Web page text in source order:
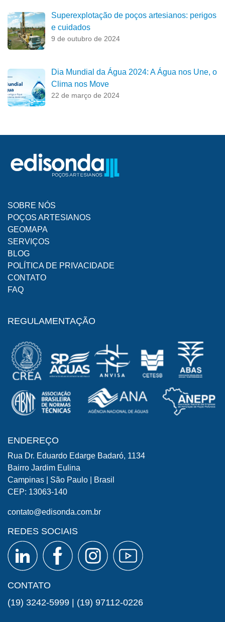
Superexplotação de poços artesianos: perigos
e cuidados
9 de outubro de 2024
Dia Mundial da Água 2024: A Água nos Une, o
Clima nos Move
22 de março de 2024
SOBRE NÓS
POÇOS ARTESIANOS
GEOMAPA
SERVIÇOS
BLOG
POLÍTICA DE PRIVACIDADE
CONTATO
FAQ
REGULAMENTAÇÃO
ENDEREÇO
Rua Dr. Eduardo Edarge Badaró, 1134
Bairro Jardim Eulina
Campinas | São Paulo | Brasil
CEP: 13063-140
contato@edisonda.com.br
REDES SOCIAIS
CONTATO
(19) 3242-5999
(19) 97112-0226